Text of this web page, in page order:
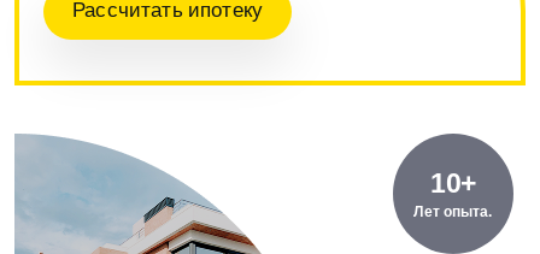
Рассчитать ипотеку
10+
Лет опыта.